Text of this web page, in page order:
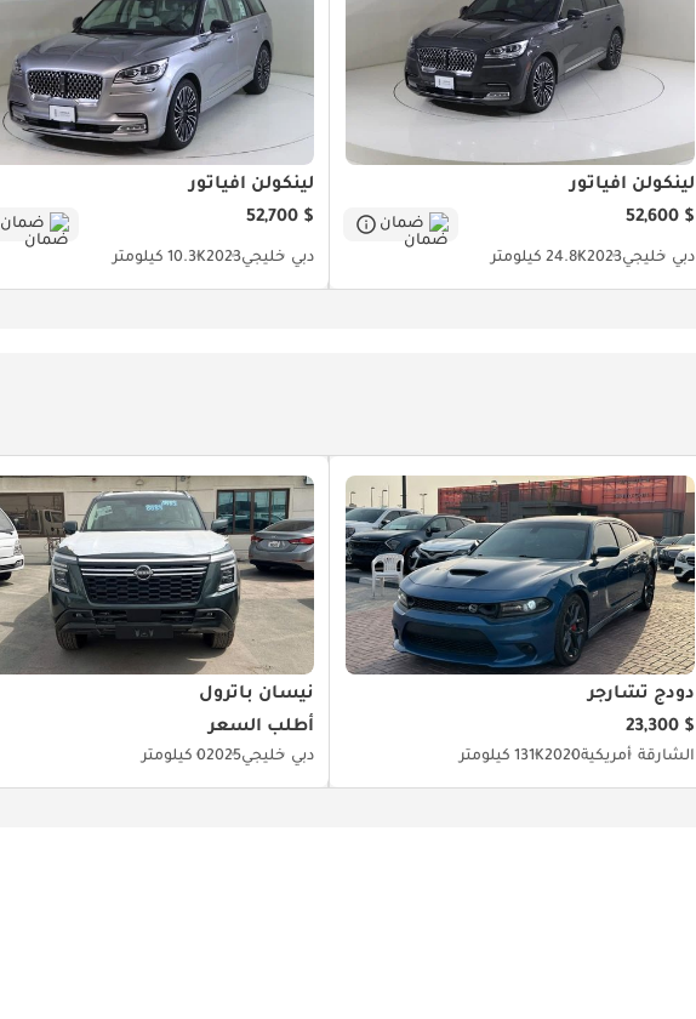
لينكولن أفياتور
$ 52,600
ضمان
دبي خليجي202324.8K كيلومتر
لينكولن أفياتور
$ 52,700
ضمان
دبي خليجي202310.3K كيلومتر
دودج تشارجر
$ 23,300
الشارقة أمريكية2020131K كيلومتر
نيسان باترول
أطلب السعر
دبي خليجي20250 كيلومتر